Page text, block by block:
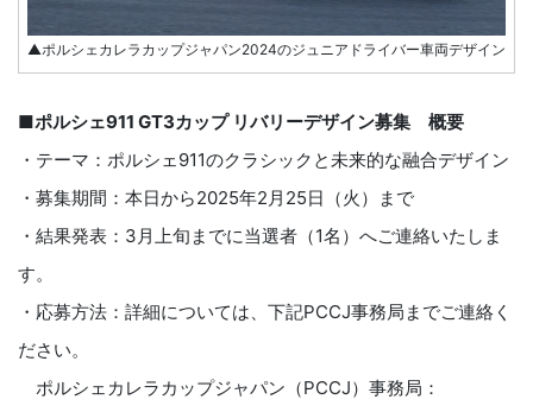
▲ポルシェカレラカップジャパン2024のジュニアドライバー車両デザイン
■ポルシェ911 GT3カップ リバリーデザイン募集 概要
・テーマ：ポルシェ911のクラシックと未来的な融合デザイン
・募集期間：本日から2025年2月25日（火）まで
・結果発表：3月上旬までに当選者（1名）へご連絡いたしま
す。
・応募方法：詳細については、下記PCCJ事務局までご連絡く
ださい。
ポルシェカレラカップジャパン（PCCJ）事務局：